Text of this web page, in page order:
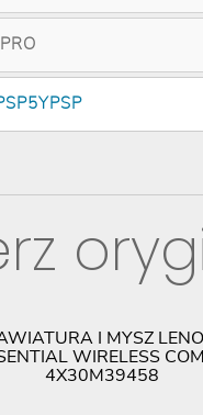
I MYSZ
WIRELESS
4X30M39458